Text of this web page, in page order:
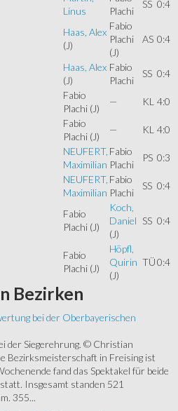
Linus
Plachi
SS 0:4
Haas, Alex
(J)
Fabio
Plachi
(J)
AS 0:4
Haas, Alex
(J)
Fabio
Plachi
SS 0:4
Fabio
Plachi (J)
— KL 4:0
Fabio
Plachi (J)
— KL 4:0
NEUFERT,
Maximilian
Fabio
Plachi
PS 0:3
NEUFERT,
Maximilian
Fabio
Plachi
SS 0:4
Fabio
Plachi (J)
Koch,
Daniel
(J)
SS 0:4
Fabio
Plachi (J)
Höpfl,
Quirin
(J)
TÜ0:4
Bezirken
bei der Oberbayerischen
der Siegerehrung. © Christian
Bezirksmeisterschaft in Freising ist
fand das Spektakel für beide
Insgesamt standen 521
355...